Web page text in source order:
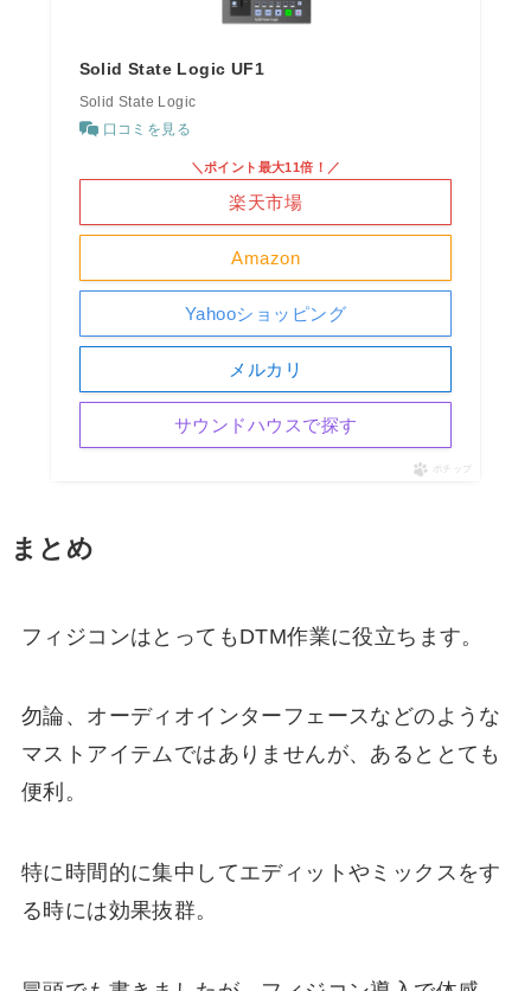
Solid State Logic UF1
Solid State Logic
口コミを見る
Amazon
＼ポイント最大11倍！／
楽天市場
Yahooショッピング
メルカリ
サウンドハウスで探す
ポチップ
まとめ
フィジコンはとってもDTM作業に役立ちます。
勿論、オーディオインターフェースなどのような
マストアイテムではありませんが、あるととても
便利。
特に時間的に集中してエディットやミックスをす
る時には効果抜群。